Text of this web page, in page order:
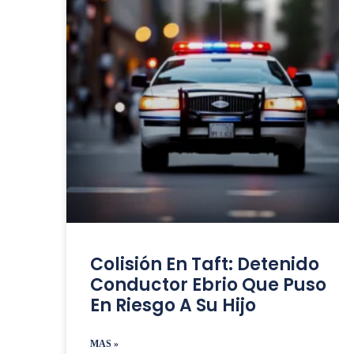
Colisión En Taft: Detenido
Conductor Ebrio Que Puso
En Riesgo A Su Hijo
MAS »